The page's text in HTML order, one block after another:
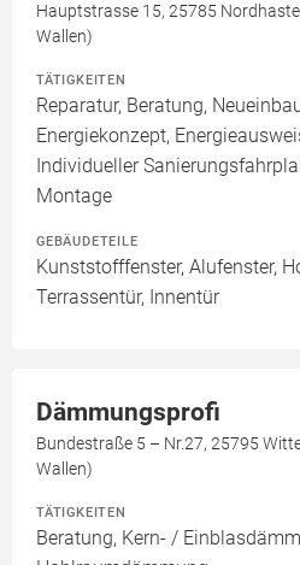
Hauptstrasse 15, 25785
Wallen)
TÄTIGKEITEN
Reparatur, Beratung,
Energiekonzept,
Individueller
Montage
GEBÄUDETEILE
Kunststofffenster, Alufenster,
Terrassentür, Innentür
Dämmungsprofi
Bundestraße 5 – Nr.27, 25795
Wallen)
TÄTIGKEITEN
Beratung, Kern- /